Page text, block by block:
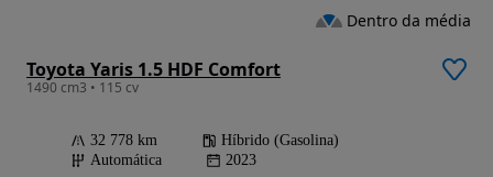
Toyota Yaris 1.5 HDF Comfort
1490 cm3 • 115 cv
32 778 km
Híbrido (Gasolina)
Automática
2023
Dentro da média